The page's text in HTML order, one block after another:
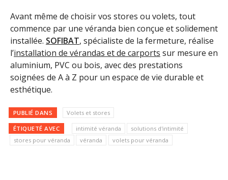
Avant même de choisir vos stores ou volets, tout
commence par une véranda bien conçue et solidement
installée. SOFIBAT, spécialiste de la fermeture, réalise
l’installation de vérandas et de carports sur mesure en
aluminium, PVC ou bois, avec des prestations
soignées de A à Z pour un espace de vie durable et
esthétique.
PUBLIÉ DANS Volets et stores
ÉTIQUETÉ AVEC intimité véranda
solutions d'intimité
stores pour véranda
véranda volets pour véranda